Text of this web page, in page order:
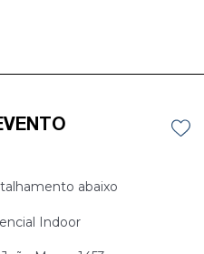
abaixo
Indoor